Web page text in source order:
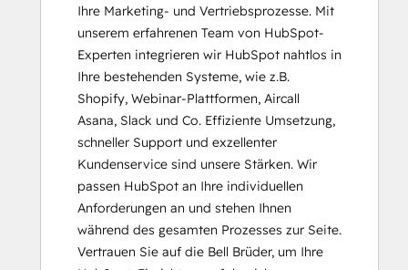
Ihre Marketing- und Vertriebsprozesse. Mit
unserem erfahrenen Team von HubSpot-
Experten integrieren wir HubSpot nahtlos in
Ihre bestehenden Systeme, wie z.B.
Shopify, Webinar-Plattformen, Aircall
Asana, Slack und Co. Effiziente Umsetzung,
schneller Support und exzellenter
Kundenservice sind unsere Stärken. Wir
passen HubSpot an Ihre individuellen
Anforderungen an und stehen Ihnen
während des gesamten Prozesses zur Seite.
Vertrauen Sie auf die Bell Brüder, um Ihre